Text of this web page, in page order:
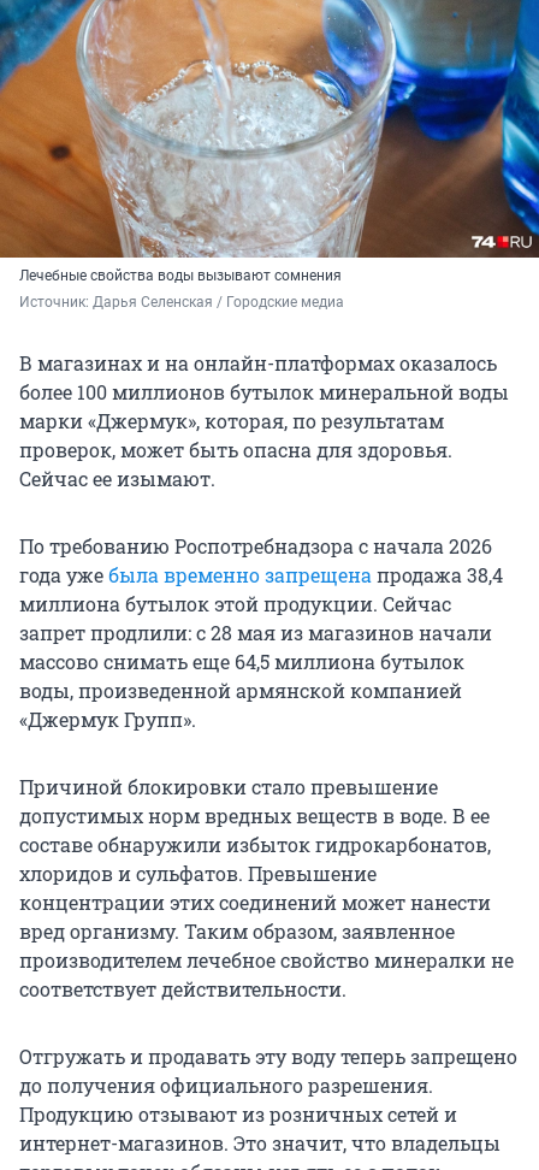
Лечебные свойства воды вызывают сомнения
Источник: Дарья Селенская / Городские медиа
В магазинах и на онлайн-платформах оказалось
более 100 миллионов бутылок минеральной воды
марки «Джермук», которая, по результатам
проверок, может быть опасна для здоровья.
Сейчас ее изымают.
По требованию Роспотребнадзора с начала 2026
года ужебыла временно запрещенапродажа 38,4
миллиона бутылок этой продукции. Сейчас
запрет продлили: с 28 мая из магазинов начали
массово снимать еще 64,5 миллиона бутылок
воды, произведенной армянской компанией
«Джермук Групп».
Причиной блокировки стало превышение
допустимых норм вредных веществ в воде. В ее
составе обнаружили избыток гидрокарбонатов,
хлоридов и сульфатов. Превышение
концентрации этих соединений может нанести
вред организму. Таким образом, заявленное
производителем лечебное свойство минералки не
соответствует действительности.
Отгружать и продавать эту воду теперь запрещено
до получения официального разрешения.
Продукцию отзывают из розничных сетей и
интернет-магазинов. Это значит, что владельцы